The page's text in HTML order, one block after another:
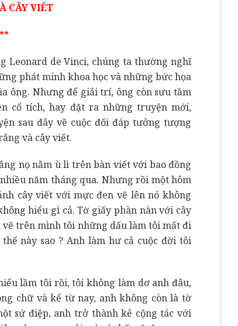
CÂY VIẾT
Leonard de Vinci, chúng ta thường nghĩ
phát minh khoa học và những bức họa
ông. Nhưng để giải trí, ông còn sưu tầm
cổ tích, hay đặt ra những truyện mới,
sau đây về cuộc đối đáp tưởng tượng
và cây viết.
nọ nằm ù lì trên bàn viết với bao đồng
năm tháng qua. Nhưng rồi một hôm
cây viết với mực đen vẽ lên nó không
hiểu gì cả. Tờ giấy phàn nàn với cây
vẽ trên mình tôi những dấu làm tôi mất đi
này sao ? Anh làm hư cả cuộc đời tôi
lầm tôi rồi, tôi không làm dơ anh đâu,
chữ và kể từ nay, anh không còn là tờ
sứ điệp, anh trở thành kẻ cộng tác với